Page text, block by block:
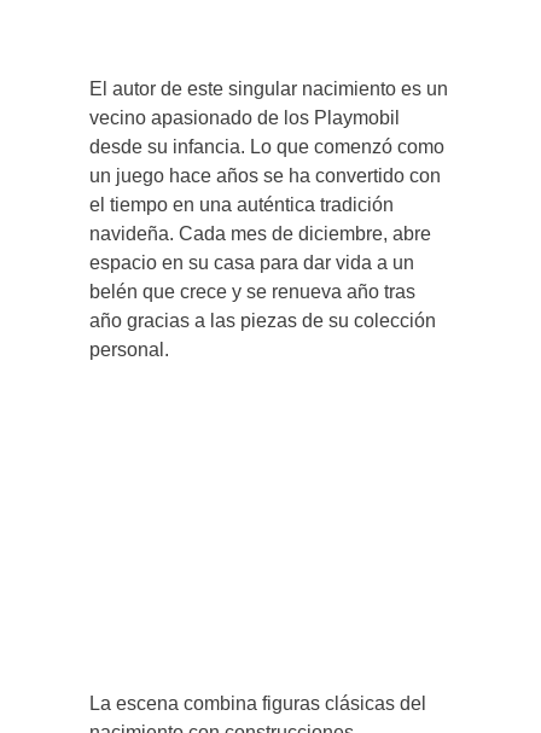
El autor de este singular nacimiento es un
vecino apasionado de los Playmobil
desde su infancia. Lo que comenzó como
un juego hace años se ha convertido con
el tiempo en una auténtica tradición
navideña. Cada mes de diciembre, abre
espacio en su casa para dar vida a un
belén que crece y se renueva año tras
año gracias a las piezas de su colección
personal.
La escena combina figuras clásicas del